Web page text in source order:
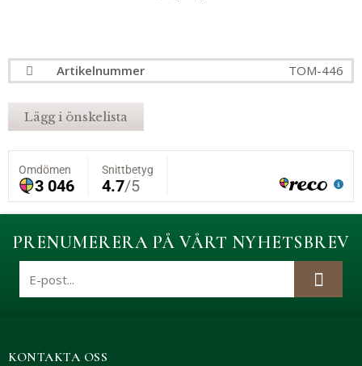
Artikelnummer TOM-446
Lägg i önskelista
PRENUMERERA PÅ VÅRT NYHETSBREV
KONTAKTA OSS